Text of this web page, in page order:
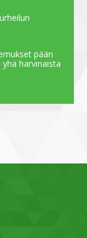
pään
harvinaista